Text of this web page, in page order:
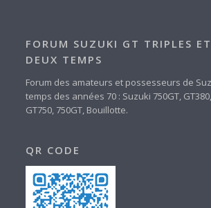
FORUM SUZUKI GT TRIPLES
DEUX TEMPS
Forum des amateurs et possesseurs de
temps des années 70 : Suzuki 750GT,
GT750, 750GT, Bouillotte.
QR CODE